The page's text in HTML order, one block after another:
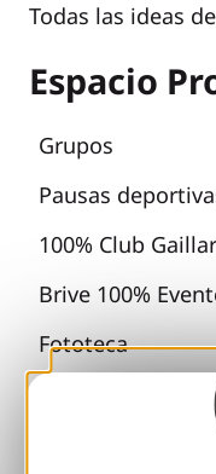
Todas las ideas
Espacio
Grupos
Pausas
100% Club
Brive 100%
Fototeca